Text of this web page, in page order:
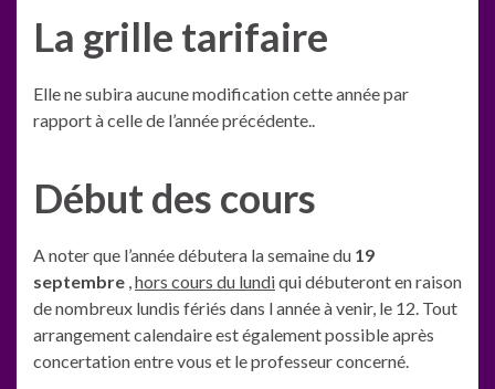
La grille tarifaire
Elle ne subira aucune modification cette année par
rapport à celle de l’année précédente..
Début des cours
A noter que l’année débutera la semaine du 19
septembre ,hors cours du lundiqui débuteront en raison
de nombreux lundis fériés dans l année à venir, le 12. Tout
arrangement calendaire est également possible après
concertation entre vous et le professeur concerné.